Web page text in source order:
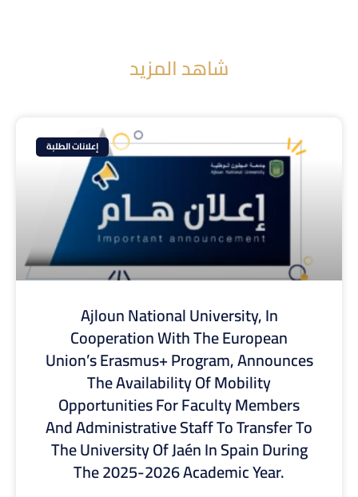
شاهد المزيد
إعلانات الطلبة
Ajloun National University, In
Cooperation With The European
Union’s Erasmus+ Program, Announces
The Availability Of Mobility
Opportunities For Faculty Members
And Administrative Staff To Transfer To
The University Of Jaén In Spain During
The 2025-2026 Academic Year.